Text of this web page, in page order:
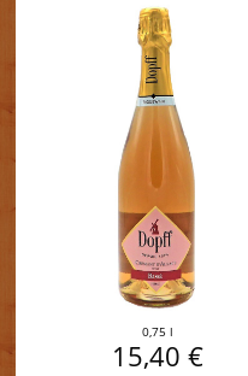
0,75 l
15,40 €